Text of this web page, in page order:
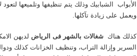
الأبواب الشبابيك وذلك يتم تنظيفها وتلميعها
ويعمل على زيادة تآكلها.
كذلك هناكشغالات بالشهر فى الرياض لديهن
السرير وإزالة التراب، وتنظيف الخزانات كذلك